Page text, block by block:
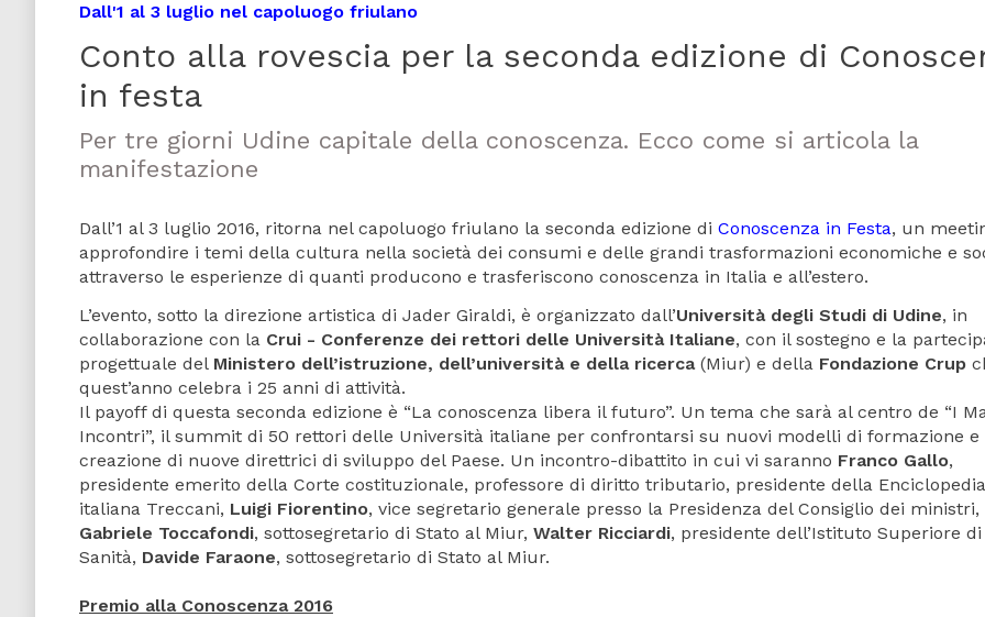
Dall'1 al 3 luglio nel capoluogo friulano
Conto alla rovescia per la seconda edizione di
in festa
Per tre giorni Udine capitale della conoscenza. Ecco come si articola la
manifestazione
Dall’1 al 3 luglio 2016, ritorna nel capoluogo friulano la seconda edizione di Conoscenza in Festa, un
approfondire i temi della cultura nella società dei consumi e delle grandi trasformazioni economiche e
attraverso le esperienze di quanti producono e trasferiscono conoscenza in Italia e all’estero.
L’evento, sotto la direzione artistica di Jader Giraldi, è organizzato dall’Università degli Studi di Udine, in
collaborazione con la Crui - Conferenze dei rettori delle Università Italiane, con il sostegno e la
progettuale del Ministero dell’istruzione, dell’università e della ricerca(Miur) e della Fondazione Crup
quest’anno celebra i 25 anni di attività.
Il payoff di questa seconda edizione è “La conoscenza libera il futuro”. Un tema che sarà al centro de “I
Incontri”, il summit di 50 rettori delle Università italiane per confrontarsi su nuovi modelli di formazione e
creazione di nuove direttrici di sviluppo del Paese. Un incontro-dibattito in cui vi saranno Franco Gallo,
presidente emerito della Corte costituzionale, professore di diritto tributario, presidente della Enciclopedia
italiana Treccani, Luigi Fiorentino, vice segretario generale presso la Presidenza del Consiglio dei ministri,
Gabriele Toccafondi, sottosegretario di Stato al Miur, Walter Ricciardi, presidente dell’Istituto Superiore di
Sanità, Davide Faraone, sottosegretario di Stato al Miur.
Premio alla Conoscenza 2016